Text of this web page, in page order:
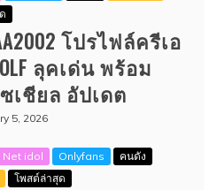
โปรไฟล์ครีเอ
ลุคเด่น พร้อม
เชียล อัปเดต
5, 2026
Net idol Onlyfans
คนดัง
โพสต์ล่าสุด